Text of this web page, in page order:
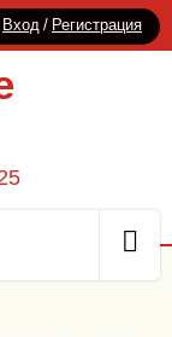
Вход / Регистрация